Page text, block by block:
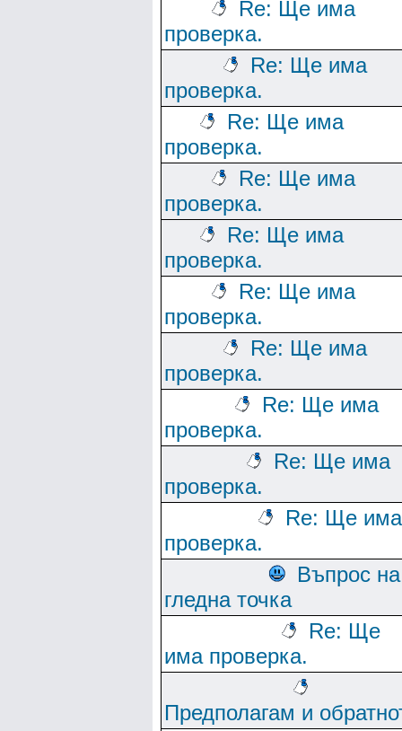
Re: Ще има
проверка.
Re: Ще има
проверка.
Re: Ще има
проверка.
Re: Ще има
проверка.
Re: Ще има
проверка.
Re: Ще има
проверка.
Re: Ще има
проверка.
Re: Ще има
проверка.
Re: Ще има
проверка.
Re: Ще има
проверка.
Въпрос на
гледна точка
Re: Ще
има проверка.
Предполагам и